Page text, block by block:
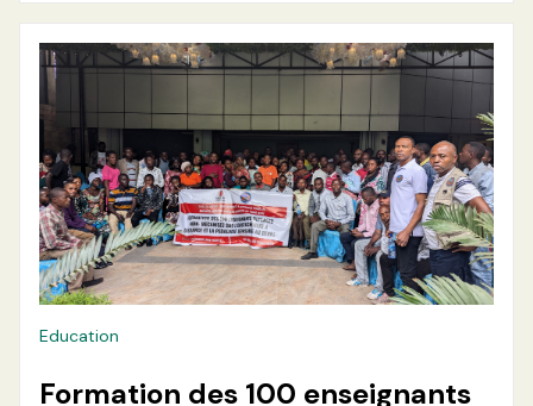
Education
Formation des 100 enseignants